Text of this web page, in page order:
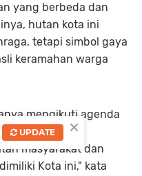
yang berbeda dan
hutan kota ini
tetapi simbol gaya
keramahan warga
mengikuti agenda
tetapi juga
masyarakat dan
Kota ini," kata
×
UPDATE